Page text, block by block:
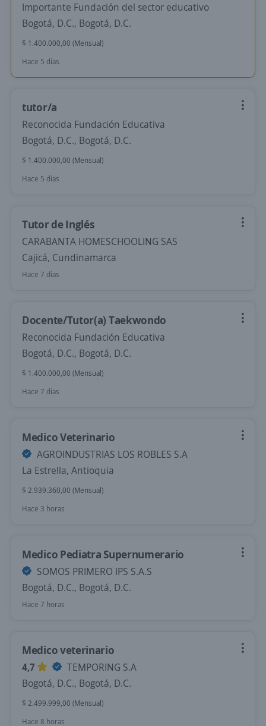
Importante Fundación del sector educativo
Bogotá, D.C., Bogotá, D.C.
$ 1.400.000,00 (Mensual)
Hace 5 días
tutor/a
Reconocida Fundación Educativa
Bogotá, D.C., Bogotá, D.C.
$ 1.400.000,00 (Mensual)
Hace 5 días
Tutor de Inglés
CARABANTA HOMESCHOOLING SAS
Cajicá, Cundinamarca
Hace 7 días
Docente/Tutor(a) Taekwondo
Reconocida Fundación Educativa
Bogotá, D.C., Bogotá, D.C.
$ 1.400.000,00 (Mensual)
Hace 7 días
Medico Veterinario
AGROINDUSTRIAS LOS ROBLES S.A
La Estrella, Antioquia
$ 2.939.360,00 (Mensual)
Hace 3 horas
Medico Pediatra Supernumerario
SOMOS PRIMERO IPS S.A.S
Bogotá, D.C., Bogotá, D.C.
Hace 7 horas
Medico veterinario
4,7
TEMPORING S.A
Bogotá, D.C., Bogotá, D.C.
$ 2.499.999,00 (Mensual)
Hace 8 horas